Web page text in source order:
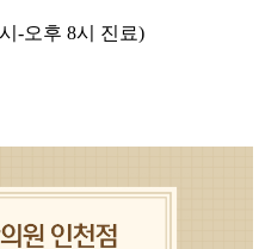
-오후 8시 진료)